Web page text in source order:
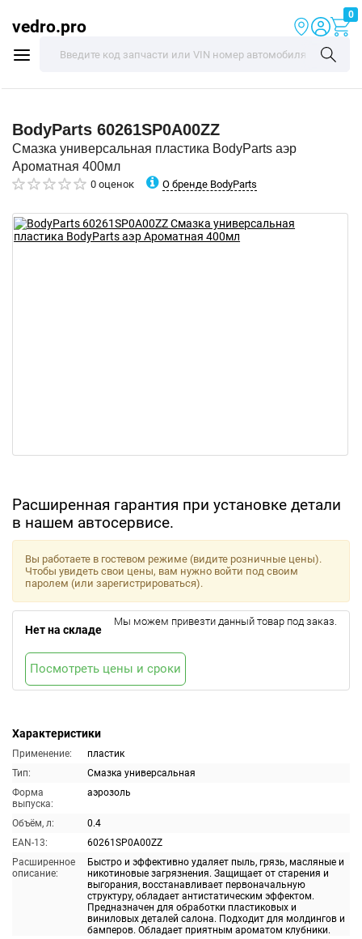
vedro.pro
0
BodyParts 60261SP0A00ZZ
Смазка универсальная пластика BodyParts аэр
Ароматная 400мл
0 оценок О бренде BodyParts
Расширенная гарантия при установке детали
в нашем автосервисе.
Характеристики
Применение:
пластик
Тип:
Смазка универсальная
Форма
выпуска:
аэрозоль
Объём, л:
0.4
EAN-13:
60261SP0A00ZZ
Расширенное
описание:
Быстро и эффективно удаляет пыль, грязь, масляные и
никотиновые загрязнения. Защищает от старения и
выгорания, восстанавливает первоначальную
структуру, обладает антистатическим эффектом.
Предназначен для обработки пластиковых и
виниловых деталей салона. Подходит для молдингов и
бамперов. Обладает приятным ароматом клубники.
Вы работаете в гостевом режиме (видите розничные цены).
Чтобы увидеть свои цены, вам нужно войти под своим
паролем (или зарегистрироваться).
Нет на складе
Мы можем привезти данный товар под заказ.
Посмотреть цены и сроки